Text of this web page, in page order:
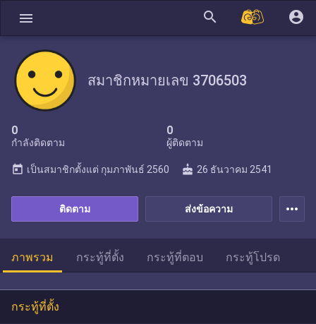
menu search account_circle
สมาชิกหมายเลข 3706503
0
กำลังติดตาม
0
ผู้ติดตาม
ส่งข้อความ
ติดตาม
today เป็นสมาชิกตั้งแต่ กุมภาพันธ์ 2560 cake 26 ธันวาคม 2541
more_horiz
ภาพรวม กระทู้ที่ตั้ง กระทู้ที่ตอบ กระทู้โปรด
กระทู้ที่ตั้ง